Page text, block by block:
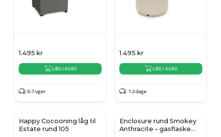
1.495 kr
LÆG I KURV
6-7 uger
1.495 kr
LÆG I KURV
1-2 dage
Happy Cocooning låg til
Estate rund 105
Enclosure rund Smokey
Anthracite – gasflaske